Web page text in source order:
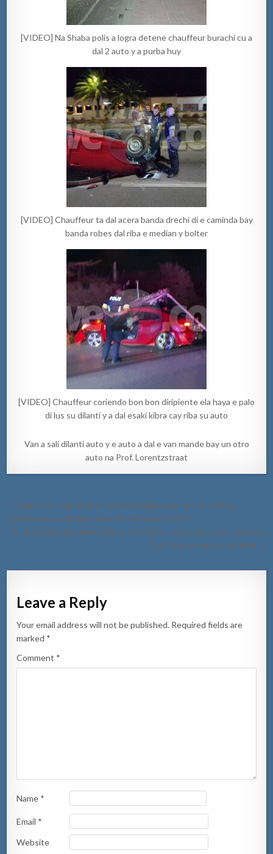
[VIDEO] Na Shaba polis a logra detene chauffeur burachi cu a
dal 2 auto y a purba huy
[VIDEO] Chauffeur ta dal acera banda drechi di e caminda bay
banda robes dal riba e median y bolter
[VIDEO] Chauffeur coriendo bon bon diripiente ela haya e palo
di lus su dilanti y a dal esaki kibra cay riba su auto
Van a sali dilanti auto y e auto a dal e van mande bay un otro
auto na Prof. Lorentzstraat
Post
navigation
← Camara di seguridad a capta chabalito pegando un mata di
kerstboom na candela riba yerba na Sero Patrishi
E detencion di e dama na Rooi Afo ta pa a ocasiona un accidente na
Catiri y core bay for di e sitio →
Leave a Reply
Your email address will not be published. Required fields are
marked *
Comment *
Name *
Email *
Website